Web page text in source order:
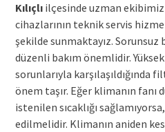
Kılıçlıilçesinde uzman
cihazlarının teknik servis
şekilde sunmaktayız.
düzenli bakım önemlidir.
sorunlarıyla
önem taşır. Eğer klimanın fanı
istenilen sıcaklığı
edilmelidir. Klimanın aniden